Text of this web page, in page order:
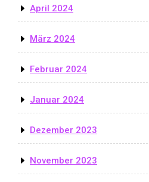
April 2024
März 2024
Februar 2024
Januar 2024
Dezember 2023
November 2023